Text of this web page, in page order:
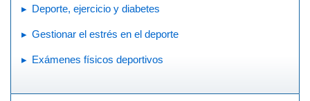
Deporte, ejercicio y diabetes
Gestionar el estrés en el deporte
Exámenes físicos deportivos